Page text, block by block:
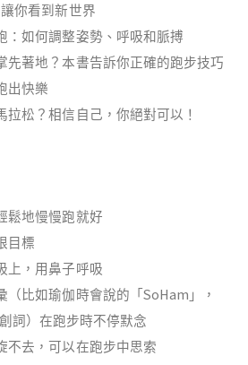
你看到新世界
：如何調整姿勢、呼吸和脈搏
先著地？本書告訴你正確的跑步技巧
出快樂
拉松？相信自己，你絕對可以！
鬆地慢慢跑就好
目標
上，用鼻子呼吸
（比如瑜伽時會說的「 SoHam 」，
詞）在跑步時不停默念
不去，可以在跑步中思索